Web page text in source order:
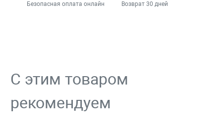
Безопасная оплата онлайн Возврат 30 дней
С этим товаром
рекомендуем